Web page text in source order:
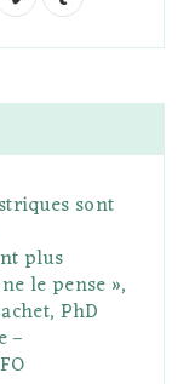
o
l
r sont
plus
le pense »,
PhD
–